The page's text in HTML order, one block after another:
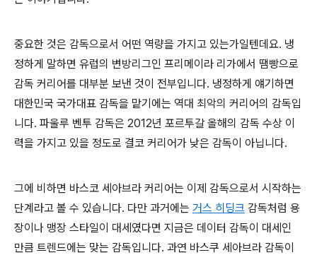
중요한 것은 감독으로서 어떤 역량을 가지고 있는가일텐데요. 냉
정하게 말하면 유럽의 변방리그인 프리메이라 리가에서 땜빵으로
감독 커리어를 대부분 보낸 것이 전부입니다. 냉정하게 얘기하면
대한민국 국가대표 감독을 맡기에는 역대 최악의 커리어의 감독입
니다. 파울루 벤투 감독은 2012년 포르투갈 올해의 감독 수상 이
력을 가지고 있을 정도로 결코 커리어가 낮은 감독이 아닙니다.
그에 비하면 바스코 세아브라 커리어는 이제 감독으로서 시작하는
단계라고 볼 수 있습니다. 다만 과거에는 거스 히딩크 감독처럼 용
장이나 맹장 스타일이 대세였다면 지금은 데이터 감독이 대세인
만큼 트렌드에는 맞는 감독입니다. 과연 바스쿠 세아브라 감독이